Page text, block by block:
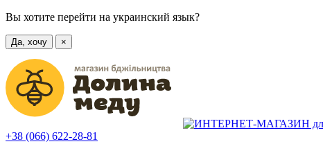
Вы хотите перейти на украинский язык?
Да, хочу ×
+38 (066) 622-28-81